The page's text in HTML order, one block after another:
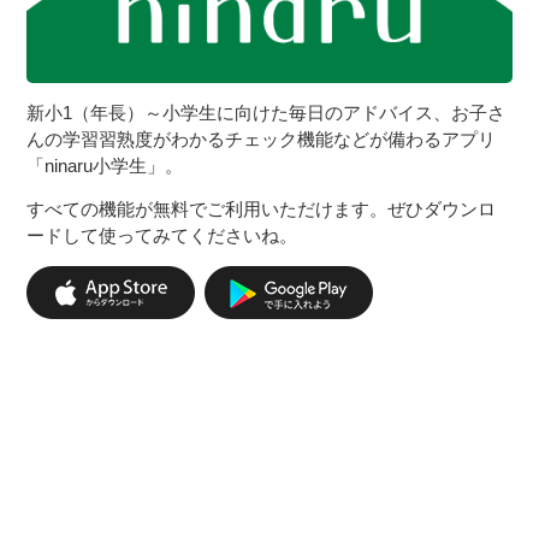
新小1（年長）～小学生に向けた毎日のアドバイス、お子さ
んの学習習熟度がわかるチェック機能などが備わるアプリ
「ninaru小学生」。
すべての機能が無料でご利用いただけます。ぜひダウンロ
ードして使ってみてくださいね。